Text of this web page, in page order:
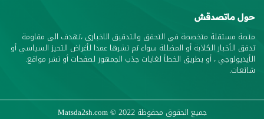
حول ماتصدقش
منصة مستقلة متخصصة في التحقق والتدقيق الاخباري ،تهدف الى مقاومة
تدفق الأخبار الكاذبة أو المضللة سواء تم نشرها عمدا لأغراض التحيز السياسي أو
الأيديولوجي ، أو بطريق الخطأ لغايات جذب الجمهور لصفحات أو نشر مواقع.
شائعات.
جميع الحقوق محفوظة Matsda2sh.com© 2022